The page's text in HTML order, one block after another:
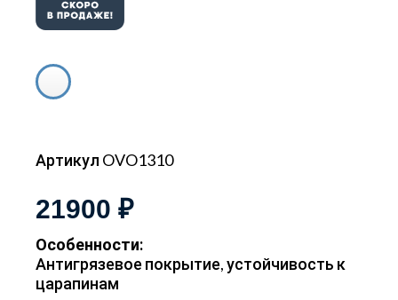
Артикул OVO1310
21900 ₽
Особенности:
Антигрязевое покрытие, устойчивость к
царапинам